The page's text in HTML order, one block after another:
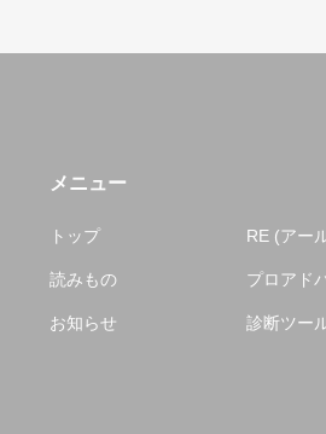
メニュー
トップ RE (アー
読みもの プロアド
お知らせ 診断ツー